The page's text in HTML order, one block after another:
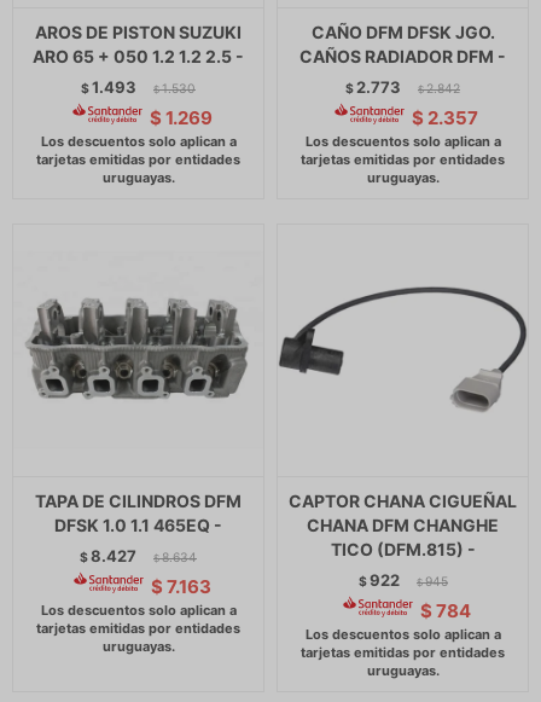
AROS DE PISTON SUZUKI
ARO 65 + 050 1.2 1.2 2.5 -
$1.493 $ 1.530
$ 1.269
CAÑO DFM DFSK JGO.
CAÑOS RADIADOR DFM -
$ 2.773 $ 2.842
$ 2.357
TAPA DE CILINDROS DFM
DFSK 1.0 1.1 465EQ -
$8.427 $ 8.634
$ 7.163
CAPTOR CHANA CIGUEÑAL
CHANA DFM CHANGHE
TICO (DFM.815) -
$922 $ 945
$ 784